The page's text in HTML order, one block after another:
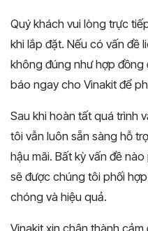
Quý khách vui lòng trực
khi lắp đặt. Nếu có vấn đề
không đúng như hợp đồng
báo ngay cho Vinakit để
Sau khi hoàn tất quá trình
tôi vẫn luôn sẵn sàng hỗ
hậu mãi. Bất kỳ vấn đề
sẽ được chúng tôi phối
chóng và hiệu quả.
Vinakit xin chân thành